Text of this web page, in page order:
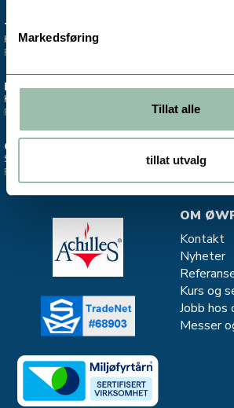
Markedsføring
Tillat alle
tillat utvalg
TRONDHEIM
Hovedkontor & lager
Finn oss >
ESTLAND
Kontor - Salg Divako
Finn oss >
OSLO
Salgskontor instrumentering
Finn oss >
Finn oss >
Salg og
OM
Kontakt
Nyheter
Kurs og
Jobb hos
Messer